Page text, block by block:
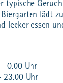
typische
lädt
lecker essen
Uhr
23.00 Uhr